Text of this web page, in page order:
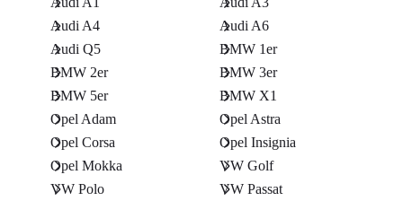
Audi A4
Audi A6
Audi Q5
BMW 1er
BMW 2er
BMW 3er
BMW 5er
BMW X1
Opel Adam
Opel Astra
Opel Corsa
Opel Insignia
Opel Mokka
VW Golf
VW Polo
VW Passat